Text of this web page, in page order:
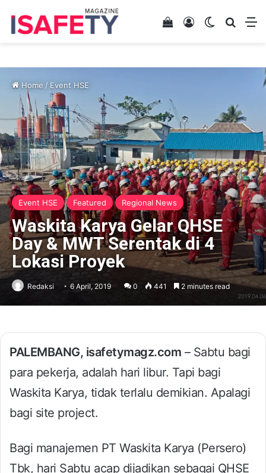
Switch skin
Log In
View your
Home /Event HSE
Event HSE Featured Regional News
Waskita Karya Gelar QHSE
Day & MWT Serentak di 4
Lokasi Proyek
Redaksi 6 April, 2019 0 441 2 minutes read
PALEMBANG, isafetymagz.com – Sabtu bagi
para pekerja, adalah hari libur. Tapi bagi
Waskita Karya, tidak terlalu demikian. Apalagi
bagi site project.
Bagi manajemen PT Waskita Karya (Persero)
Tbk, hari Sabtu acap dijadikan sebagai QHSE